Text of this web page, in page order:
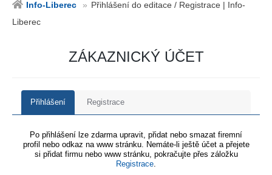
Info-Liberec
Přihlášení do editace / Registrace | Info-
Liberec
ZÁKAZNICKÝ ÚČET
Přihlášení Registrace
Po přihlášení lze zdarma upravit, přidat nebo smazat firemní
profil nebo odkaz na www stránku. Nemáte-li ještě účet a přejete
si přidat firmu nebo www stránku, pokračujte přes záložku
Registrace.